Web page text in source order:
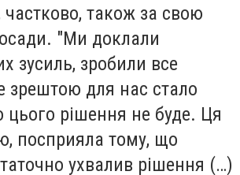
частково, також за свою
"Ми доклали
зусиль, зробили все
зрештою для нас стало
цього рішення не буде. Ця
посприяла тому, що
ухвалив рішення (…)